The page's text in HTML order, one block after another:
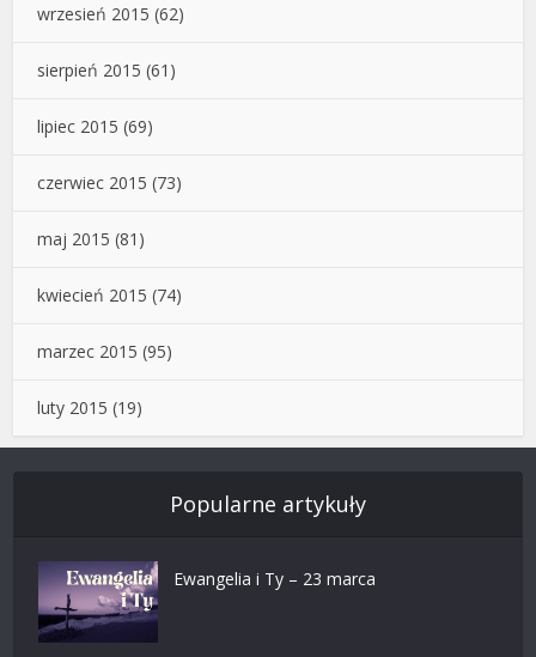
wrzesień 2015 (62)
sierpień 2015 (61)
lipiec 2015 (69)
czerwiec 2015 (73)
maj 2015 (81)
kwiecień 2015 (74)
marzec 2015 (95)
luty 2015 (19)
Popularne artykuły
Ewangelia i Ty – 23 marca